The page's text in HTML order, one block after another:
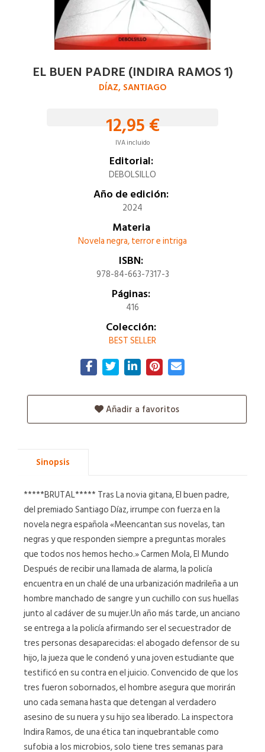
EL BUEN PADRE (INDIRA RAMOS 1)
DÍAZ, SANTIAGO
12,95 €
IVA incluido
Editorial:
DEBOLSILLO
Año de edición:
2024
Materia
Novela negra, terror e intriga
ISBN:
978-84-663-7317-3
Páginas:
416
Colección:
BEST SELLER
Añadir a favoritos
Sinopsis
*****BRUTAL***** Tras La novia gitana, El buen padre,
del premiado Santiago Díaz, irrumpe con fuerza en la
novela negra española «Meencantan sus novelas, tan
negras y que responden siempre a preguntas morales
que todos nos hemos hecho.» Carmen Mola, El Mundo
Después de recibir una llamada de alarma, la policía
encuentra en un chalé de una urbanización madrileña a un
hombre manchado de sangre y un cuchillo con sus huellas
junto al cadáver de su mujer.Un año más tarde, un anciano
se entrega a la policía afirmando ser el secuestrador de
tres personas desaparecidas: el abogado defensor de su
hijo, la jueza que le condenó y una joven estudiante que
testificó en su contra en el juicio. Convencido de que los
tres fueron sobornados, el hombre asegura que morirán
uno cada semana hasta que detengan al verdadero
asesino de su nuera y su hijo sea liberado. La inspectora
Indira Ramos, de una ética tan inquebrantable como
sufobia a los microbios, solo tiene tres semanas para